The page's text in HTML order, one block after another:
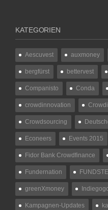
KATEGORIEN
Aescuvest auxmoney
bergfürst bettervest
Companisto Conda
crowdinnovation
Crowdsourcing
Econeers Events 2015
Fidor Bank Crowdfinance
Fundernation
greenXmoney
Kampagnen-Updates